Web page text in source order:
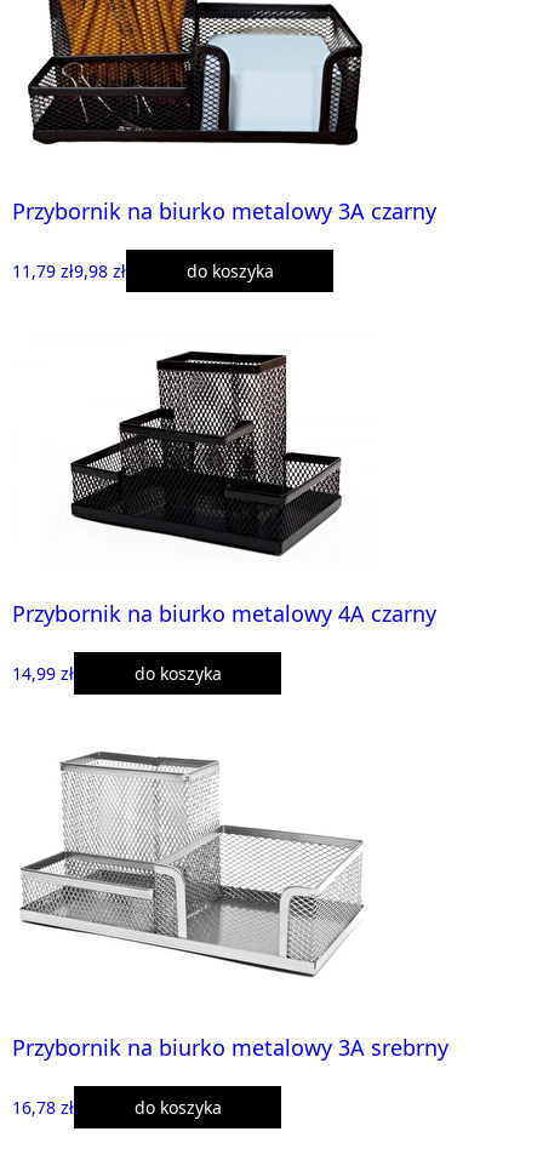
Przybornik na biurko metalowy 3A czarny
11,79 zł9,98 zł do koszyka
Przybornik na biurko metalowy 4A czarny
14,99 zł do koszyka
Przybornik na biurko metalowy 3A srebrny
16,78 zł do koszyka